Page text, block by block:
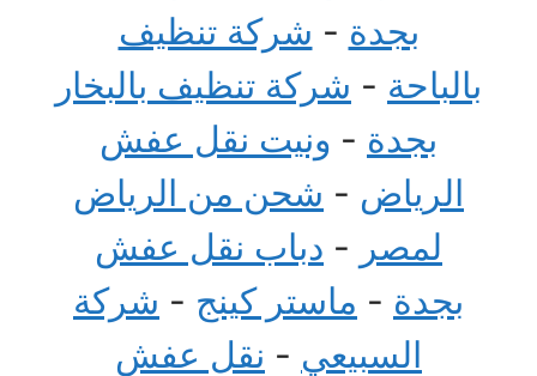
بجدة - شركة تنظيف
بالباحة - شركة تنظيف بالبخار
بجدة - ونيت نقل عفش
الرياض - شحن من الرياض
لمصر - دباب نقل عفش
بجدة - ماستر كينج - شركة
السبيعي - نقل عفش